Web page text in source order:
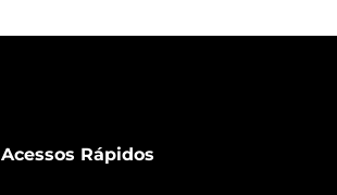
Acessos Rápidos